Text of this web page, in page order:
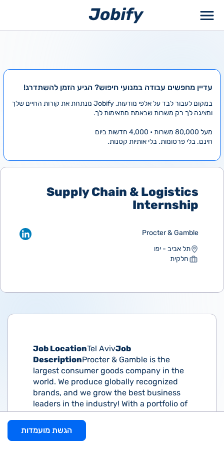
עדיין מחפשים עבודה במנועי חיפוש? הגיע הזמן להשתדרג!
במקום לעבור לבד על אלפי מודעות, Jobify מנתחת את קורות החיים שלך
ומציגה לך רק משרות שבאמת מתאימות לך.
מעל 80,000 משרות • 4,000 חדשות ביום
חינם. בלי פרסומות. בלי אותיות קטנות.
Supply Chain & Logistics
Internship
Procter & Gamble
תל אביב - יפו
חלקית
Job LocationTel AvivJob
DescriptionProcter & Gamble is the
largest consumer goods company in the
world. We produce globally recognized
brands, and we grow the best business
leaders in the industry! With a portfolio of
trusted brands as diverse as ours, it is
paramount our leaders are able to lead
with courage the vast array of brands,
הגשת מועמדות